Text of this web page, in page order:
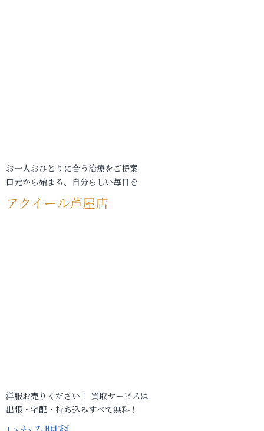
お一人おひとりに合う治療をご提案
口元から始まる、自分らしい毎日を
アクイール芦屋店
洋服お売りください！ 買取サービスは
出張・宅配・持ち込みすべて無料！